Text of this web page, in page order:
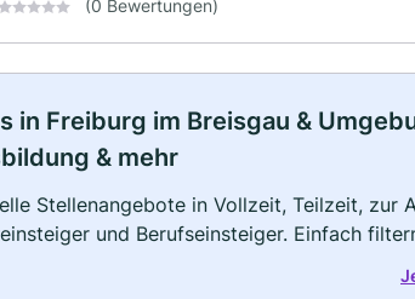
(0 Bewertungen)
in Freiburg im Breisgau &
& mehr
Stellenangebote in Vollzeit, Teilzeit, zur
und Berufseinsteiger. Einfach